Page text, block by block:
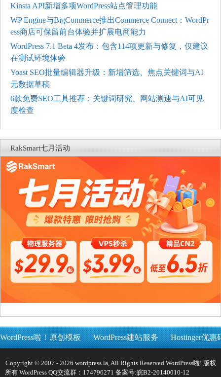
Kinsta API新增多项WordPress站点管理功能
WP Engine与BigCommerce推出Commerce Connect：WordPr
ess商店可保留前台体验并扩展电商能力
WordPress 7.1 Beta 4发布：包含114项更新与修复，仅建议
在测试环境体验
Yoast SEO批量编辑器升级：新增筛选、焦点关键词与AI
元数据草稿
6款免费SEO工具推荐：关键词研究、网站测速与AI可见
度检查
RakSmart七月活动
WordPress啦！原创模板 WordPress建站服务 Hostinger优惠
Copyright © 2007 - 2026 wordpress.la, All Rights Reserved WordPress啦! 版权
所有 WordPress QQ交流群：174796271 备案号:皖B2-20140010-12